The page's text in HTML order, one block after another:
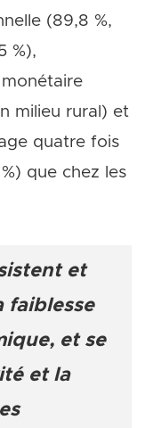
(89,8 %,
%),
milieu rural) et
quatre fois
que chez les
et
faiblesse
et se
et la